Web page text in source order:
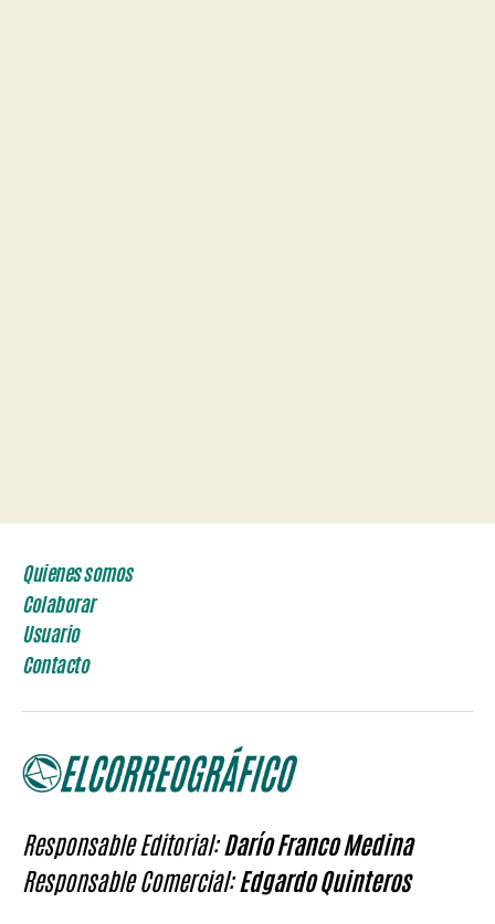
Quienes somos
Colaborar
Usuario
Contacto
Responsable Editorial:Darío Franco Medina
Responsable Comercial:Edgardo Quinteros